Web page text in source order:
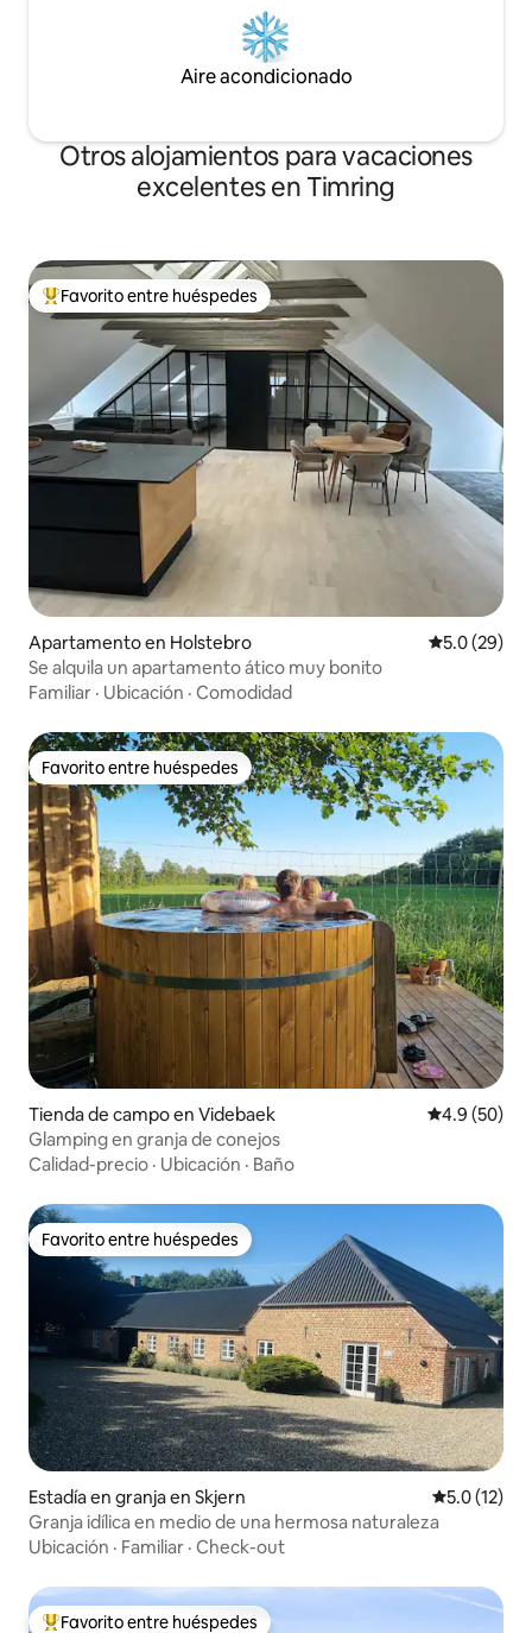
Aire acondicionado
Otros alojamientos para vacaciones
excelentes en Timring
Favorito entre huéspedes preferido
Favorito entre huéspedes
Apartamento en Holstebro Calificación
5.0 (29)
Se alquila un apartamento ático muy bonito
Familiar · Ubicación · Comodidad
Favorito entre huéspedes
Favorito entre huéspedes
Tienda de campo en Videbaek Calificación
4.9 (50)
Glamping en granja de conejos
Calidad-precio · Ubicación · Baño
Favorito entre huéspedes
Favorito entre huéspedes
Estadía en granja en Skjern Calificación
5.0 (12)
Granja idílica en medio de una hermosa naturaleza
Ubicación · Familiar · Check-out
Favorito entre huéspedes